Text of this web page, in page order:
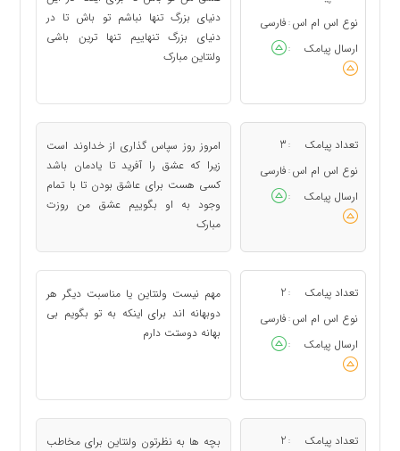
نوع اس ام اس : فارسی
ارسال پیامک
:
دنیای بزرگ تنها نباشم تو باش تا در
دنیای بزرگ تنهاییم تنها ترین باشی
ولنتاین مبارک
تعداد پیامک :
3
نوع اس ام اس : فارسی
ارسال پیامک
:
امروز روز سپاس گذاری از خداوند است
زیرا که عشق را آفرید تا یادمان باشد
کسی هست برای عاشق بودن تا با تمام
وجود به او بگوییم عشق من روزت
مبارک
تعداد پیامک :
2
نوع اس ام اس : فارسی
ارسال پیامک
:
مهم نیست ولنتاین یا مناسبت دیگر هر
دوبهانه اند برای اینکه به تو بگویم بی
بهانه دوستت دارم
تعداد پیامک :
2
بچه ها به نظرتون ولنتاین برای مخاطب